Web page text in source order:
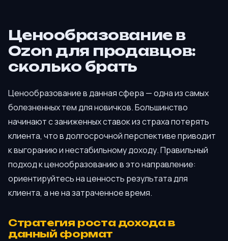
Ценообразование в
Ozon для продавцов:
сколько брать
Ценообразование в данная сфера — одна из самых
болезненных тем для новичков. Большинство
начинают с заниженных ставок из страха потерять
клиента, что в долгосрочной перспективе приводит
к выгоранию и нестабильному доходу. Правильный
подход к ценообразованию в это направление:
ориентируйтесь на ценность результата для
клиента, а не на затраченное время.
Стратегия роста дохода в
данный формат